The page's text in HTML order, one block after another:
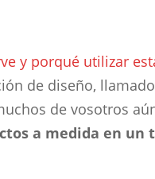
y porqué utilizar
de diseño, llamado
de vosotros
a medida en un